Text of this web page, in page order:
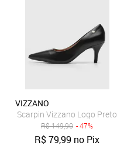
VIZZANO
Scarpin Vizzano Logo Preto
R$149,90 - 47%
R$79,99 no Pix